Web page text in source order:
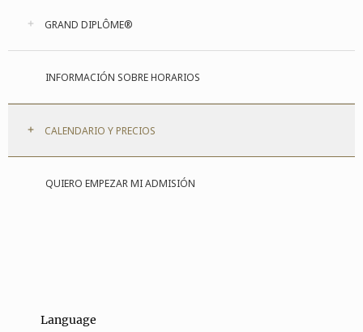
GRAND DIPLÔME®
INFORMACIÓN SOBRE HORARIOS
CALENDARIO Y PRECIOS
QUIERO EMPEZAR MI ADMISIÓN